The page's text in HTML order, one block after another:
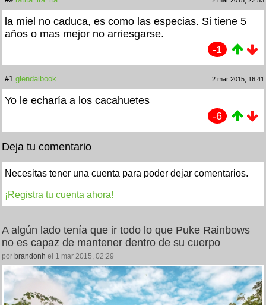
la miel no caduca, es como las especias. Si tiene 5
años o mas mejor no arriesgarse.
-1
#1 glendaibook 2 mar 2015, 16:41
Yo le echaría a los cacahuetes
-6
Deja tu comentario
Necesitas tener una cuenta para poder dejar comentarios.
¡Registra tu cuenta ahora!
A algún lado tenía que ir todo lo que Puke Rainbows
no es capaz de mantener dentro de su cuerpo
por brandonh el 1 mar 2015, 02:29